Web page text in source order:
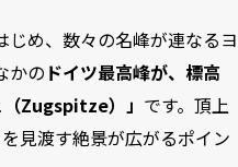
め、数々の名峰が連なるヨ
かの ドイツ最高峰が、標高
Zugspitze）」 です。頂上
見渡す絶景が広がるポイン